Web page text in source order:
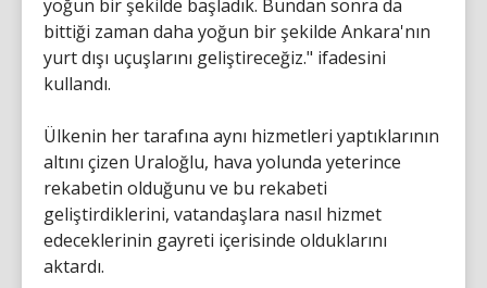
yoğun bir şekilde başladık. Bundan sonra da
bittiği zaman daha yoğun bir şekilde Ankara'nın
yurt dışı uçuşlarını geliştireceğiz." ifadesini
kullandı.
Ülkenin her tarafına aynı hizmetleri yaptıklarının
altını çizen Uraloğlu, hava yolunda yeterince
rekabetin olduğunu ve bu rekabeti
geliştirdiklerini, vatandaşlara nasıl hizmet
edeceklerinin gayreti içerisinde olduklarını
aktardı.